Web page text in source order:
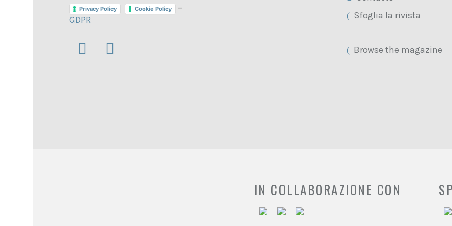
Privacy Policy Cookie Policy
–
GDPR
Sfoglia la rivista
Browse the magazine
IN COLLABORAZIONE CON